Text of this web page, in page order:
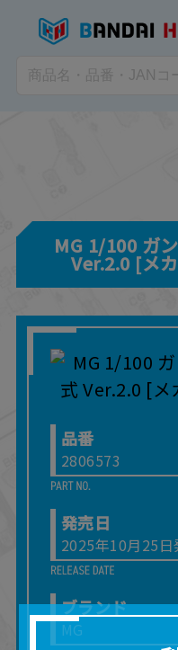
MG 1/100 ガ
Ver.2.0 [メ
品番
2806573
発売日
2025年10月25日
ブランド
MG